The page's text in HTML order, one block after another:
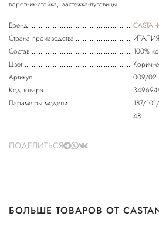
Бренд
Страна производства
ИТАЛИЯ
Состав
100%
Цвет
Артикул
009/02
Код товара
Параметры модели
187/
48
ПОДЕЛИТЬСЯ
БОЛЬШЕ ТОВАРОВ ОТ